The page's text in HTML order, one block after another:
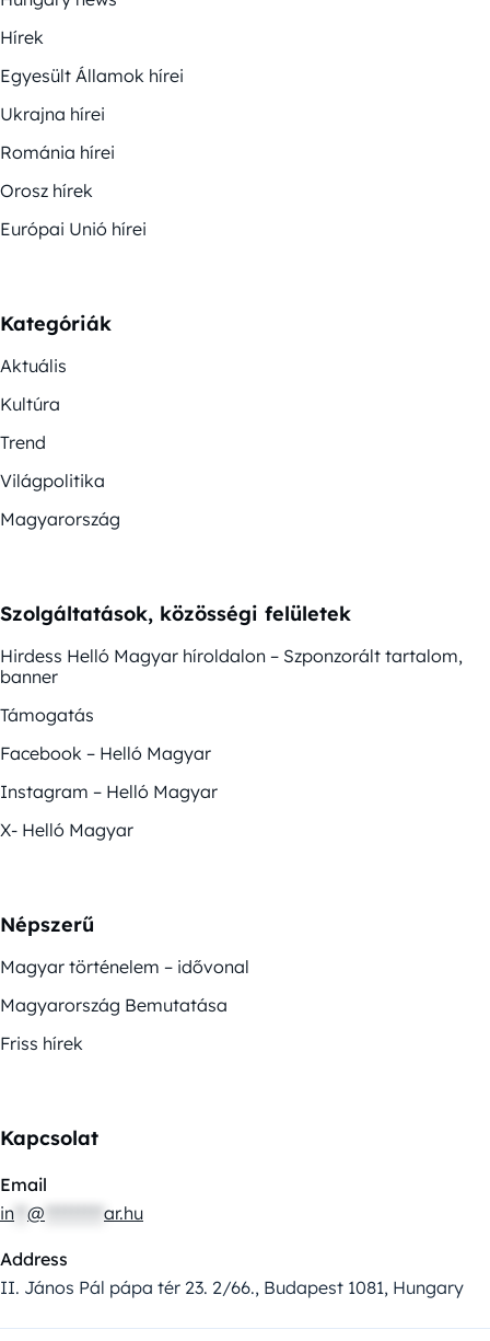
Hírek
Egyesült Államok hírei
Ukrajna hírei
Románia hírei
Orosz hírek
Európai Unió hírei
Kategóriák
Aktuális
Kultúra
Trend
Világpolitika
Magyarország
Szolgáltatások, közösségi felületek
Hirdess Helló Magyar híroldalon – Szponzorált tartalom,
banner
Támogatás
Facebook – Helló Magyar
Instagram – Helló Magyar
X- Helló Magyar
Népszerű
Magyar történelem – idővonal
Magyarország Bemutatása
Friss hírek
Kapcsolat
Email
in @ ar.hu
Address
II. János Pál pápa tér 23. 2/66., Budapest 1081, Hungary